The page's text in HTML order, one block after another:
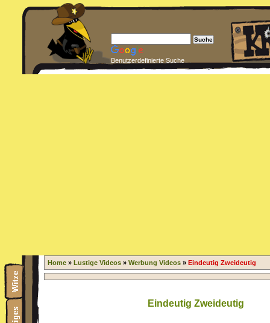
Benutzerdefinierte Suche
Home » Lustige Videos » Werbung Videos » Eindeutig Zweideutig
Eindeutig Zweideutig